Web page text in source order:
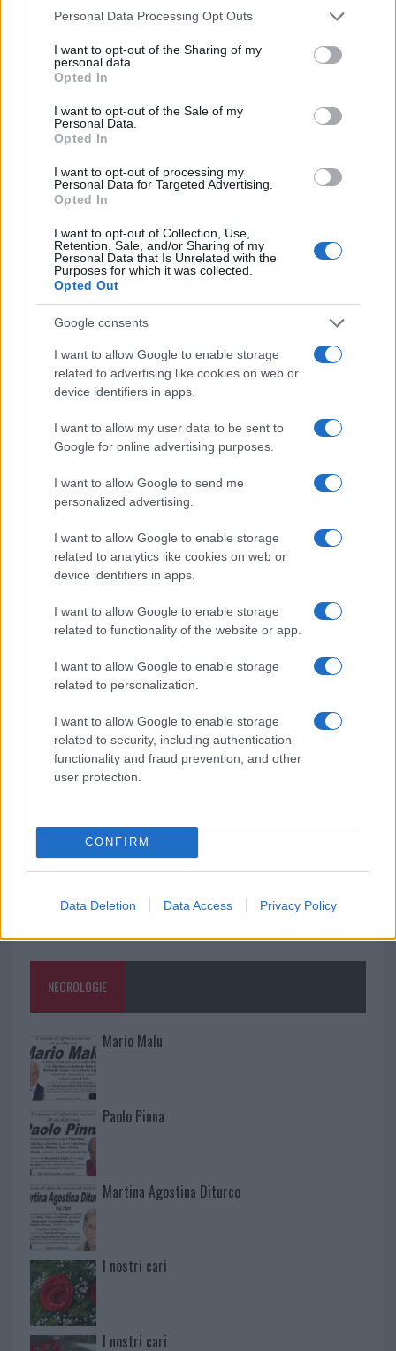
Please note that this website/app uses one or more Google
not limited to your visit or usage behaviour. You may click to
grant or deny consent to Google and its third-party tags to
use your data for below specified purposes in below Google
consent section.
Personal Data Processing Opt Outs
I want to opt-out of the Sharing of my
personal data.
Opted In
I want to opt-out of the Sale of my
Personal Data.
Opted In
I want to opt-out of processing my
Personal Data for Targeted Advertising.
Opted In
I want to opt-out of Collection, Use,
Retention, Sale, and/or Sharing of my
Personal Data that Is Unrelated with the
Purposes for which it was collected.
Opted Out
Google consents
I want to allow Google to enable storage
related to advertising like cookies on web or
device identifiers in apps.
I want to allow my user data to be sent to
Google for online advertising purposes.
I want to allow Google to send me
personalized advertising.
I want to allow Google to enable storage
related to analytics like cookies on web or
device identifiers in apps.
I want to allow Google to enable storage
related to functionality of the website or app.
I want to allow Google to enable storage
related to personalization.
I want to allow Google to enable storage
related to security, including authentication
functionality and fraud prevention, and other
user protection.
CONFIRM
Data Deletion Data Access Privacy Policy
F
a
ce
b
o
o
k
T
w
it
te
r
Pi
n
te
re
st
h
s
A
p
p
h
re
NOTIZIE RECENTI
Auto prende fuoco sulla strada statale 125 a
Olbia, cosa è successo
Incidente sulla 125 a Olbia, due auto coinvolte:
danni ingenti
Auto finisce contro un muretto, un ferito ad
Incidente a Baia Sardinia, scontro tra auto e
moto: un ferito
Olbia, le previsioni meteo per lunedì 10 agosto
2026
Le ultime offerte di lavoro a Olbia e in Gallura
Cumuli di rifiuti a Santa Teresa Gallura, la
segnalazione dei residenti
NECROLOGIE
Mario Malu
Paolo Pinna
Martina Agostina Diturco
I nostri cari
I nostri cari